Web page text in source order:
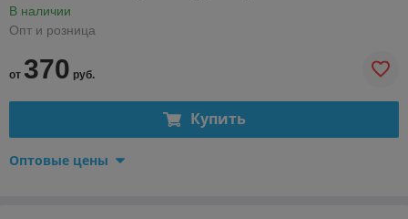
В наличии
Опт и розница
от 370 руб.
Купить
Оптовые цены